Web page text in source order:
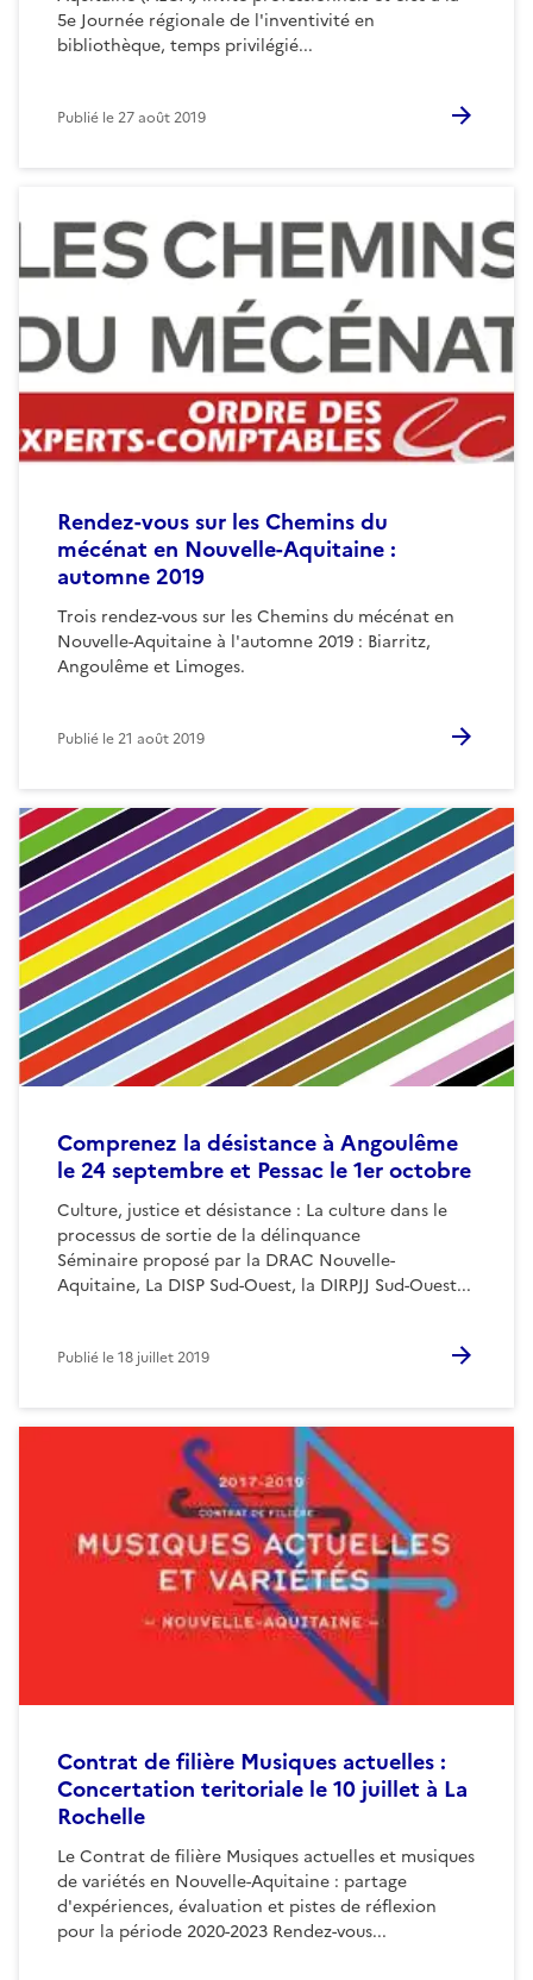
5e Journée régionale de l'inventivité en
bibliothèque, temps privilégié...
Publié le27 août 2019
Rendez-vous sur les Chemins du
mécénat en Nouvelle-Aquitaine :
automne 2019
Trois rendez-vous sur les Chemins du mécénat en
Nouvelle-Aquitaine à l'automne 2019 : Biarritz,
Angoulême et Limoges.
Publié le21 août 2019
Comprenez la désistance à Angoulême
le 24 septembre et Pessac le 1er octobre
Culture, justice et désistance : La culture dans le
processus de sortie de la délinquance
Séminaire proposé par la DRAC Nouvelle-
Aquitaine, La DISP Sud-Ouest, la DIRPJJ Sud-Ouest...
Publié le18 juillet 2019
Contrat de filière Musiques actuelles :
Concertation teritoriale le 10 juillet à La
Rochelle
Le Contrat de filière Musiques actuelles et musiques
de variétés en Nouvelle-Aquitaine : partage
d'expériences, évaluation et pistes de réflexion
pour la période 2020-2023 Rendez-vous...